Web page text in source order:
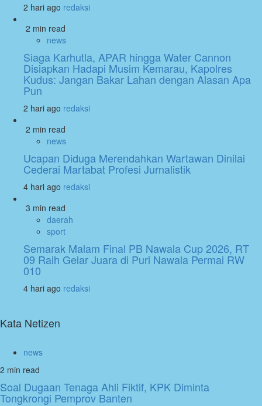
2 hari ago redaksi
2 min read
news
Siaga Karhutla, APAR hingga Water Cannon
Disiapkan Hadapi Musim Kemarau, Kapolres
Kudus: Jangan Bakar Lahan dengan Alasan Apa
Pun
2 hari ago redaksi
2 min read
news
Ucapan Diduga Merendahkan Wartawan Dinilai
Cederai Martabat Profesi Jurnalistik
4 hari ago redaksi
3 min read
daerah
sport
Semarak Malam Final PB Nawala Cup 2026, RT
09 Raih Gelar Juara di Puri Nawala Permai RW
010
4 hari ago redaksi
Kata Netizen
news
2 min read
Soal Dugaan Tenaga Ahli Fiktif, KPK Diminta
Tongkrongi Pemprov Banten